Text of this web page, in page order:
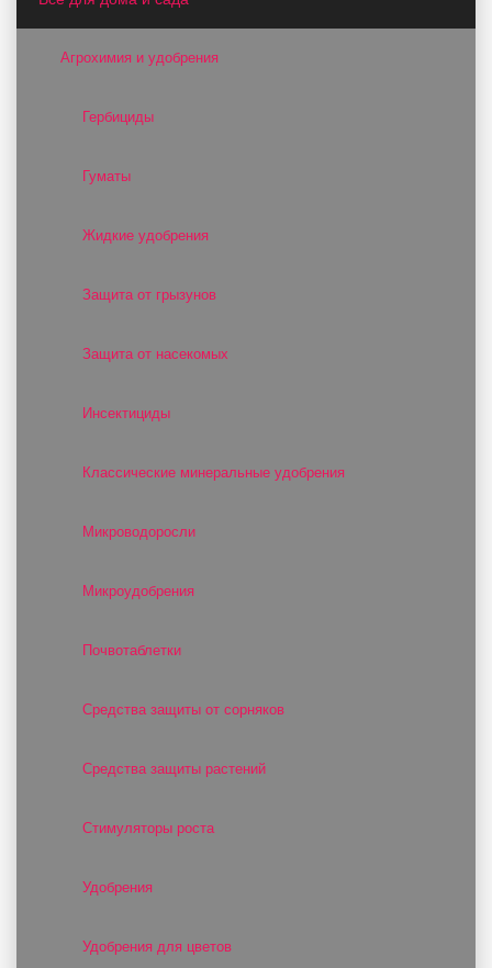
Агрохимия и удобрения
Гербициды
Гуматы
Жидкие удобрения
Защита от грызунов
Защита от насекомых
Инсектициды
Классические минеральные удобрения
Микроводоросли
Микроудобрения
Почвотаблетки
Средства защиты от сорняков
Средства защиты растений
Стимуляторы роста
Удобрения
Удобрения для цветов